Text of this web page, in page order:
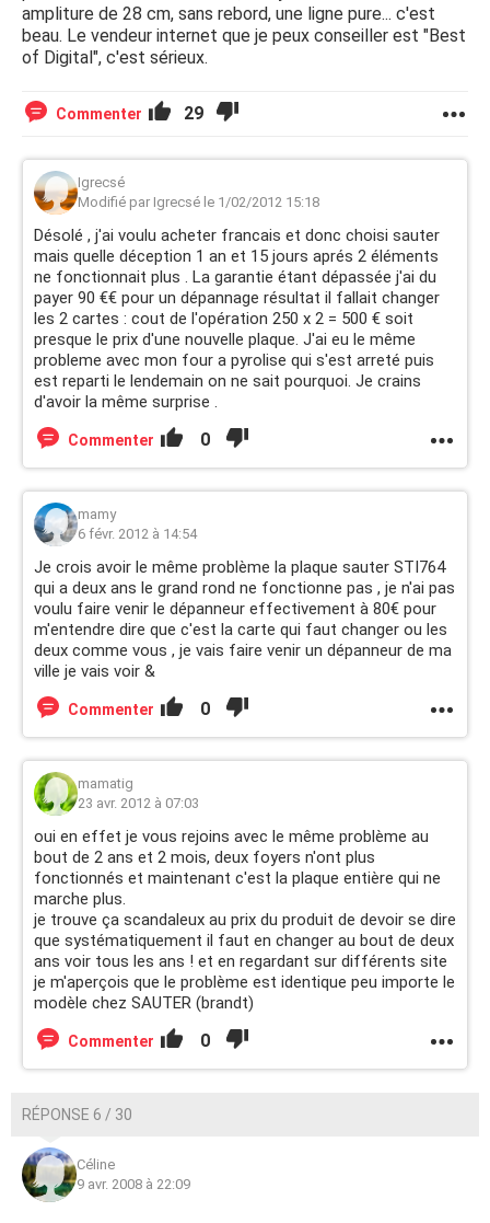
ampliture de 28 cm, sans rebord, une ligne pure... c'est
beau. Le vendeur internet que je peux conseiller est "Best
of Digital", c'est sérieux.
Commenter 29
Igrecsé
Modifié par Igrecsé le 1/02/2012 15:18
Désolé , j'ai voulu acheter francais et donc choisi sauter
mais quelle déception 1 an et 15 jours aprés 2 éléments
ne fonctionnait plus . La garantie étant dépassée j'ai du
payer 90 €€ pour un dépannage résultat il fallait changer
les 2 cartes : cout de l'opération 250 x 2 = 500 € soit
presque le prix d'une nouvelle plaque. J'ai eu le même
probleme avec mon four a pyrolise qui s'est arreté puis
est reparti le lendemain on ne sait pourquoi. Je crains
d'avoir la même surprise .
Commenter 0
mamy
6 févr. 2012 à 14:54
Je crois avoir le même problème la plaque sauter STI764
qui a deux ans le grand rond ne fonctionne pas , je n'ai pas
voulu faire venir le dépanneur effectivement à 80€ pour
m'entendre dire que c'est la carte qui faut changer ou les
deux comme vous , je vais faire venir un dépanneur de ma
ville je vais voir &
Commenter 0
mamatig
23 avr. 2012 à 07:03
oui en effet je vous rejoins avec le même problème au
bout de 2 ans et 2 mois, deux foyers n'ont plus
fonctionnés et maintenant c'est la plaque entière qui ne
marche plus.
je trouve ça scandaleux au prix du produit de devoir se dire
que systématiquement il faut en changer au bout de deux
ans voir tous les ans ! et en regardant sur différents site
je m'aperçois que le problème est identique peu importe le
modèle chez SAUTER (brandt)
Commenter 0
RÉPONSE 6 / 30
Céline
9 avr. 2008 à 22:09